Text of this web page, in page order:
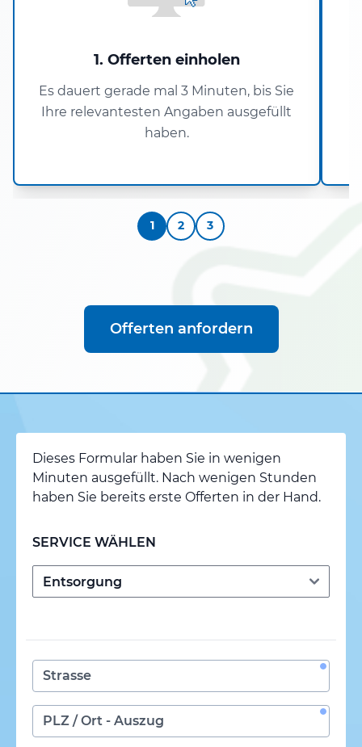
1. Offerten einholen
Es dauert gerade mal 3 Minuten, bis Sie
Ihre relevantesten Angaben ausgefüllt
haben.
1 2 3
Offerten anfordern
Dieses Formular haben Sie in wenigen
Minuten ausgefüllt. Nach wenigen Stunden
haben Sie bereits erste Offerten in der Hand.
SERVICE WÄHLEN